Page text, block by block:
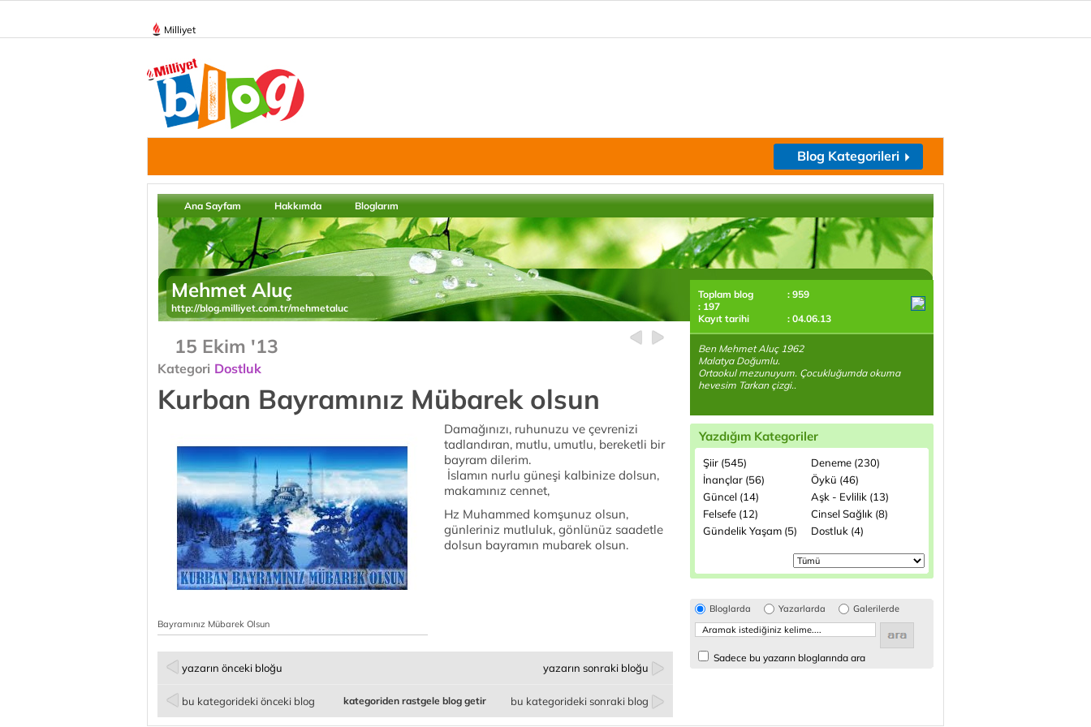
Milliyet
Blog Kategorileri
Ana Sayfam Hakkımda Bloglarım
Mehmet Aluç
http://blog.milliyet.com.tr/mehmetaluc
15 Ekim '13
Kategori Dostluk
Kurban Bayramınız Mübarek olsun
Bayramınız Mübarek Olsun
Damağınızı, ruhunuzu ve çevrenizi
tadlandıran, mutlu, umutlu, bereketli bir
bayram dilerim.
İslamın nurlu güneşi kalbinize dolsun,
makamınız cennet,
Hz Muhammed komşunuz olsun,
günleriniz mutluluk, gönlünüz saadetle
dolsun bayramın mubarek olsun.
yazarın önceki bloğu yazarın sonraki bloğu
bu kategorideki önceki blog bu kategorideki sonraki blog
kategoriden rastgele blog getir
Toplam blog
: 959
: 197
Kayıt tarihi
: 04.06.13
Ben Mehmet Aluç 1962
Malatya Doğumlu.
Ortaokul mezunuyum. Çocukluğumda okuma
hevesim Tarkan çizgi..
Yazdığım Kategoriler
Şiir (545)
Deneme (230)
İnançlar (56)
Öykü (46)
Güncel (14)
Aşk - Evlilik (13)
Felsefe (12)
Cinsel Sağlık (8)
Gündelik Yaşam (5)
Dostluk (4)
Bloglarda Yazarlarda Galerilerde
Sadece bu yazarın bloglarında ara